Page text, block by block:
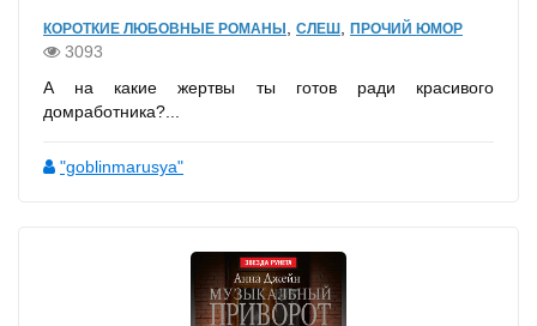
КОРОТКИЕ ЛЮБОВНЫЕ РОМАНЫ СЛЕШ ПРОЧИЙ ЮМОР
3093
А на какие жертвы ты готов ради красивого
домработника?...
"goblinmarusya"